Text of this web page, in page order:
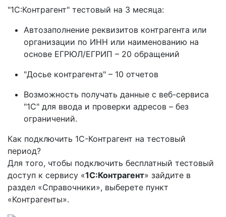
"1С:Контрагент" тестовый на 3 месяца:
Автозаполнение реквизитов контрагента или
организации по ИНН или наименованию на
основе ЕГРЮЛ/ЕГРИП – 20 обращений
"Досье контрагента" – 10 отчетов
Возможность получать данные с веб-сервиса
"1С" для ввода и проверки адресов – без
ограничений.
Как подключить 1С-Контрагент на тестовый
период?
Для того, чтобы подключить бесплатный тестовый
доступ к сервису «1С:Контрагент» зайдите в
раздел «Справочники», выберете пункт
«Контрагенты».